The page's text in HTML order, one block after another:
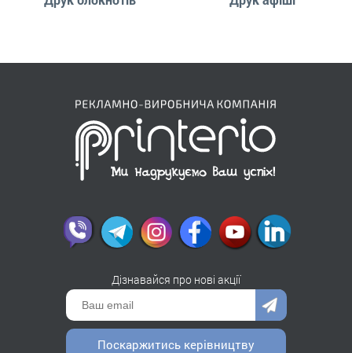
Дізнавайся про нові акції
Поскаржитись керівництву